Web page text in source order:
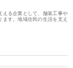
える企業として、舗装工事や
す。地域住民の生活を支え